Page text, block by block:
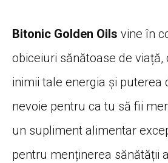
Bitonic Golden Oils vine în
obiceiuri sănătoase de viață,
inimii tale energia și puterea
nevoie pentru ca tu să fii
un supliment alimentar
pentru menținerea sănătății